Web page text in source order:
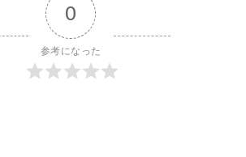
0
参考になった